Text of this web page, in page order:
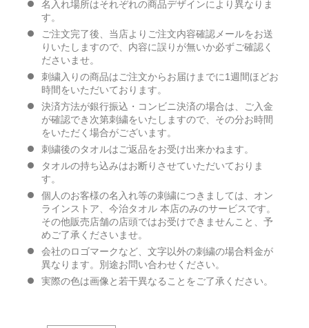
名入れ場所はそれぞれの商品デザインにより異なりま
す。
ご注文完了後、当店よりご注文内容確認メールをお送
りいたしますので、内容に誤りが無いか必ずご確認く
ださいませ。
刺繍入りの商品はご注文からお届けまでに1週間ほどお
時間をいただいております。
決済方法が銀行振込・コンビニ決済の場合は、ご入金
が確認でき次第刺繍をいたしますので、その分お時間
をいただく場合がございます。
刺繍後のタオルはご返品をお受け出来かねます。
タオルの持ち込みはお断りさせていただいておりま
す。
個人のお客様の名入れ等の刺繍につきましては、オン
ラインストア、今治タオル 本店のみのサービスです。
その他販売店舗の店頭ではお受けできませんこと、予
めご了承くださいませ。
会社のロゴマークなど、文字以外の刺繍の場合料金が
異なります。別途お問い合わせください。
実際の色は画像と若干異なることをご了承ください。